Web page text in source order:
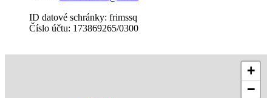
ID datové schránky: frimssq
Číslo účtu: 173869265/0300
+
−